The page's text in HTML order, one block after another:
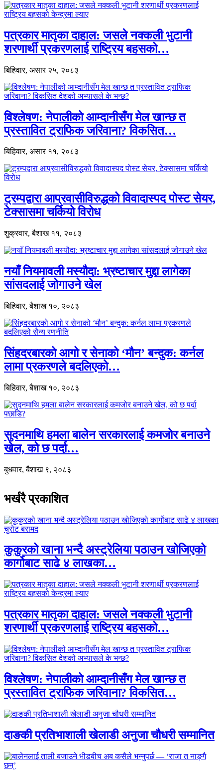
पत्रकार मातृका दाहाल: जसले नक्कली भुटानी
शरणार्थी प्रकरणलाई राष्ट्रिय बहसको…
बिहिवार, असार २५, २०८३
विश्लेषण: नेपालीको आम्दानीसँग मेल खान्छ त
प्रस्तावित ट्राफिक जरिवाना? विकसित…
बिहिवार, असार ११, २०८३
ट्रम्पद्वारा आप्रवासीविरुद्धको विवादास्पद पोस्ट सेयर,
टेक्सासमा चर्कियो विरोध
शुक्रवार, बैशाख ११, २०८३
नयाँ नियमावली मस्यौदा: भ्रष्टाचार मुद्दा लागेका
सांसदलाई जोगाउने खेल
बिहिवार, बैशाख १०, २०८३
सिंहदरबारको आगो र सेनाको ‘मौन’ बन्दुक: कर्नल
लामा प्रकरणले बदलिएको…
बिहिवार, बैशाख १०, २०८३
सुदनमाथि हमला बालेन सरकारलाई कमजोर बनाउने
खेल, को छ पर्दा…
बुधवार, बैशाख ९, २०८३
भर्खरै प्रकाशित
कुकुरको खाना भन्दै अस्ट्रेलिया पठाउन खोजिएको
कार्गोबाट साढे ४ लाखका…
पत्रकार मातृका दाहाल: जसले नक्कली भुटानी
शरणार्थी प्रकरणलाई राष्ट्रिय बहसको…
विश्लेषण: नेपालीको आम्दानीसँग मेल खान्छ त
प्रस्तावित ट्राफिक जरिवाना? विकसित…
दाङकी प्रतिभाशाली खेलाडी अनुजा चौधरी सम्मानित